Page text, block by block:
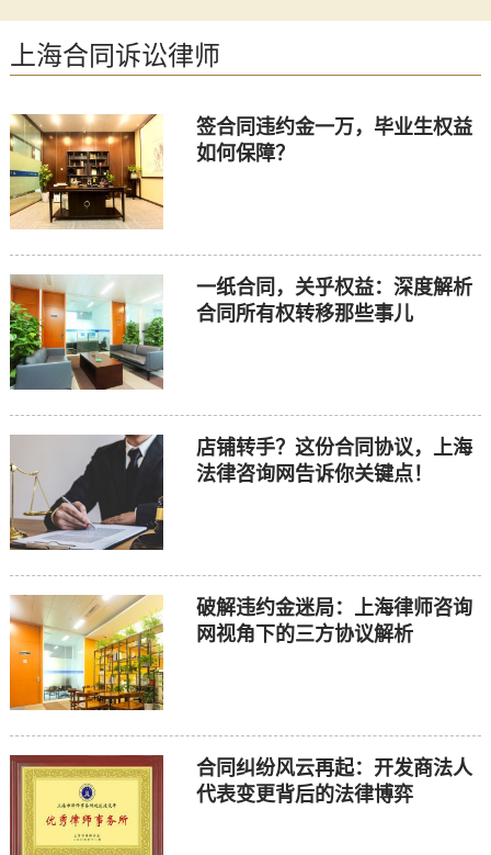
上海合同诉讼律师
签合同违约金一万，毕业生权益
如何保障？
一纸合同，关乎权益：深度解析
合同所有权转移那些事儿
店铺转手？这份合同协议，上海
法律咨询网告诉你关键点！
破解违约金迷局：上海律师咨询
网视角下的三方协议解析
合同纠纷风云再起：开发商法人
代表变更背后的法律博弈